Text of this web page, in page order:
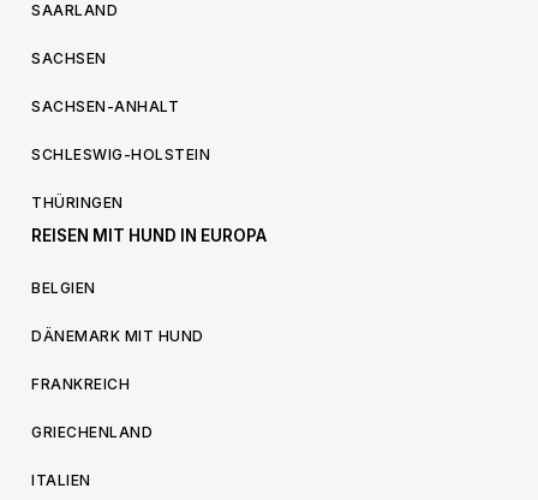
SAARLAND
SACHSEN
SACHSEN-ANHALT
SCHLESWIG-HOLSTEIN
THÜRINGEN
REISEN MIT HUND IN EUROPA
BELGIEN
DÄNEMARK MIT HUND
FRANKREICH
GRIECHENLAND
ITALIEN